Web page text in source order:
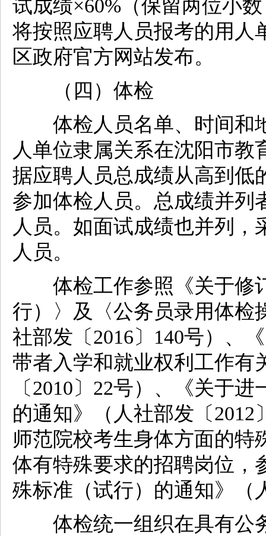
试成绩×60%（保留两位小
将按照应聘人员报考的用人
区政府官方网站发布。
（四）体检
体检人员名单、时间和
人单位隶属关系在沈阳市
据应聘人员总成绩从高到低
参加体检人员。总成绩并列
人员。如面试成绩也并列
人员。
体检工作参照《关于修
行）〉及〈公务员录用体检
社部发〔2016〕140号）、
带者入学和就业权利工作有
〔2010〕22号）、《关于
的通知》（人社部发〔
师范院校考生身体方面的特
体有特殊要求的招聘岗位，
殊标准（试行）的通知》（
体检统一组织在具有公